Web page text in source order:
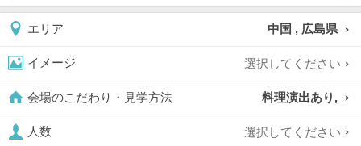
エリア 中国 , 広島県
イメージ 選択してください
会場のこだわり・見学方法 料理演出あり,
人数 選択してください